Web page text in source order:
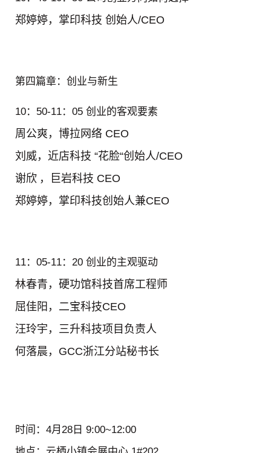
郑婷婷， 掌印科技 创始人/CEO
第四篇章：创业与新生
10： 50-11： 05 创业的客观要素
周公爽， 博拉网络 CEO
刘威， 近店科技 “花脸“创始人/CEO
谢欣 ， 巨岩科技 CEO
郑婷婷， 掌印科技创始人兼CEO
11： 05-11： 20 创业的主观驱动
林春青， 硬功馆科技首席工程师
屈佳阳， 二宝科技CEO
汪玲宇， 三升科技项目负责人
何落晨， GCC浙江分站秘书长
时间： 4月28日 9:00~12:00